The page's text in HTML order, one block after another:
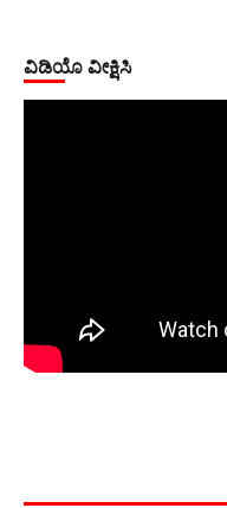
ವಿಡಿಯೊ ವೀಕ್ಷಿಸಿ